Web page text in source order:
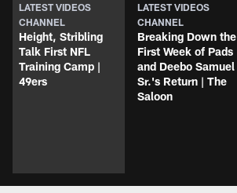
LATEST VIDEOS
CHANNEL
Height, Stribling
Talk First NFL
Training Camp |
49ers
LATEST VIDEOS
CHANNEL
Breaking Down the
First Week of Pads
and Deebo Samuel
Sr.'s Return | The
Saloon